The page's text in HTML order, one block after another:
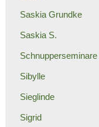
Saskia Grundke
Saskia S.
Schnupperseminare
Sibylle
Sieglinde
Sigrid